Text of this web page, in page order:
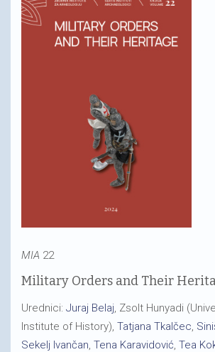
MIA 22
Military Orders and Their
Urednici: Juraj Belaj , Zsolt Hunyadi
Institute of History), Tatjana Tkalčec
Sekelj Ivančan Tena Karavidović Tea